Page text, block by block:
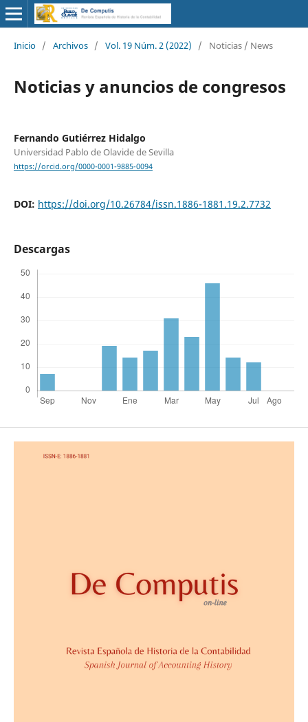
Inicio / Archivos / Vol. 19 Núm. 2 (2022) / Noticias / News
Noticias y anuncios de congresos
Fernando Gutiérrez Hidalgo
Universidad Pablo de Olavide de Sevilla
https://orcid.org/0000-0001-9885-0094
DOI: https://doi.org/10.26784/issn.1886-1881.19.2.7732
Descargas